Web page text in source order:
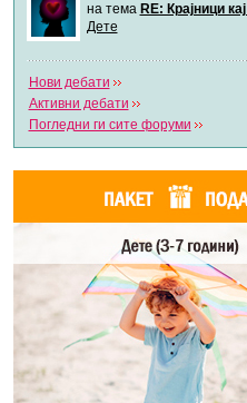
на тема RE: Крајници
Дете
Нови дебати
Активни дебати
Погледни ги сите форуми